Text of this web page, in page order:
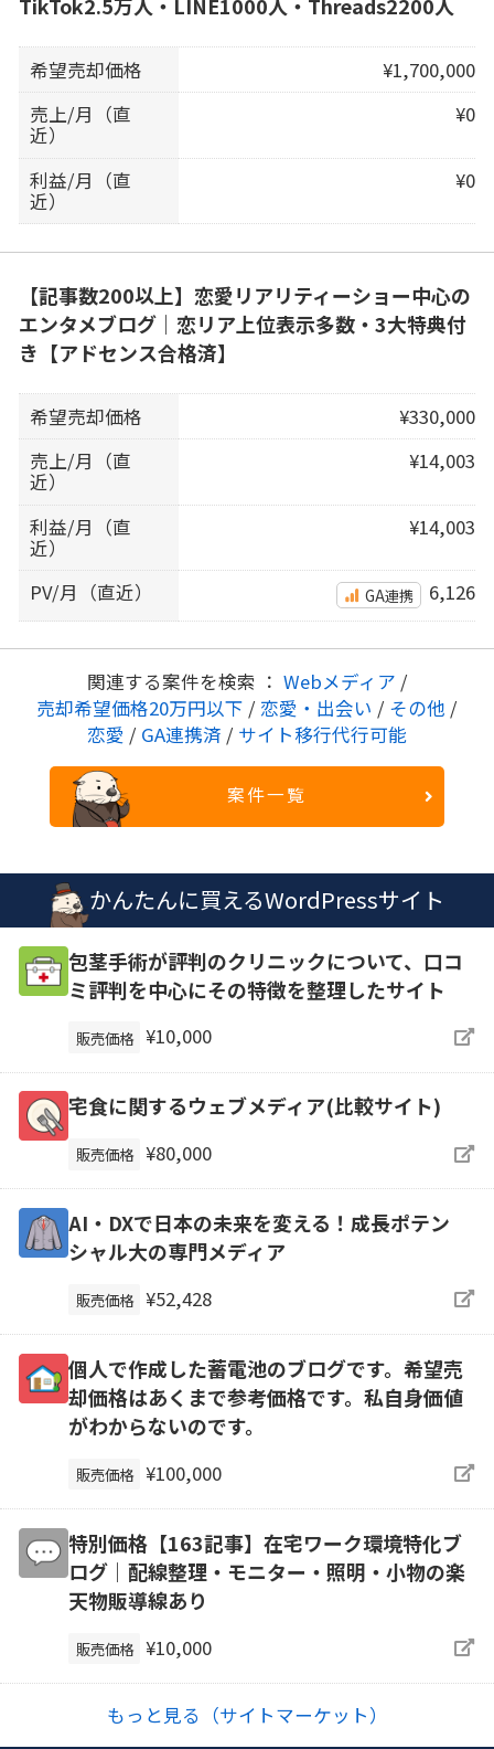
希望売却価格
¥1,700,000
売上/月（直
近）
¥0
利益/月（直
近）
¥0
【記事数200以上】恋愛リアリティーショー中心の
エンタメブログ｜恋リア上位表示多数・3大特典付
き【アドセンス合格済】
希望売却価格
¥330,000
売上/月（直
近）
¥14,003
利益/月（直
近）
¥14,003
PV/月（直近） GA連携 6,126
関連する案件を検索 ： Webメディア /
売却希望価格20万円以下 / 恋愛・出会い / その他 /
恋愛 / GA連携済 / サイト移行代行可能
案件一覧
かんたんに買えるWordPressサイト
包茎手術が評判のクリニックについて、口コ
ミ評判を中心にその特徴を整理したサイト
販売価格 ¥10,000
宅食に関するウェブメディア(比較サイト)
販売価格 ¥80,000
AI・DXで日本の未来を変える！成長ポテン
シャル大の専門メディア
販売価格 ¥52,428
個人で作成した蓄電池のブログです。希望売
却価格はあくまで参考価格です。私自身価値
がわからないのです。
販売価格 ¥100,000
特別価格【163記事】在宅ワーク環境特化ブ
ログ｜配線整理・モニター・照明・小物の楽
天物販導線あり
販売価格 ¥10,000
もっと見る（サイトマーケット）